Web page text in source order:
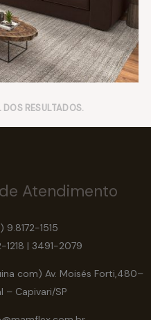
RESULTADOS.
Atendimento
9.8172-1515
1218 | 3491-2079
com) Av. Moisés Forti,480–
– Capivari/SP